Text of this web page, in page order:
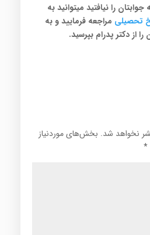
را نیافتید میتوانید به
تحصیلی مراجعه فرمایید و به
از دکتر پدرام بپرسید.
نخواهد شد. بخش‌های موردنیاز
*